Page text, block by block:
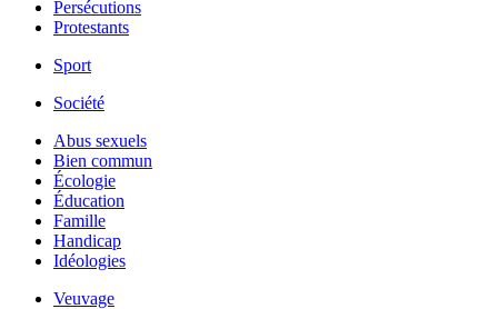
Persécutions
Protestants
Sport
Société
Abus sexuels
Bien commun
Écologie
Éducation
Famille
Handicap
Idéologies
Veuvage